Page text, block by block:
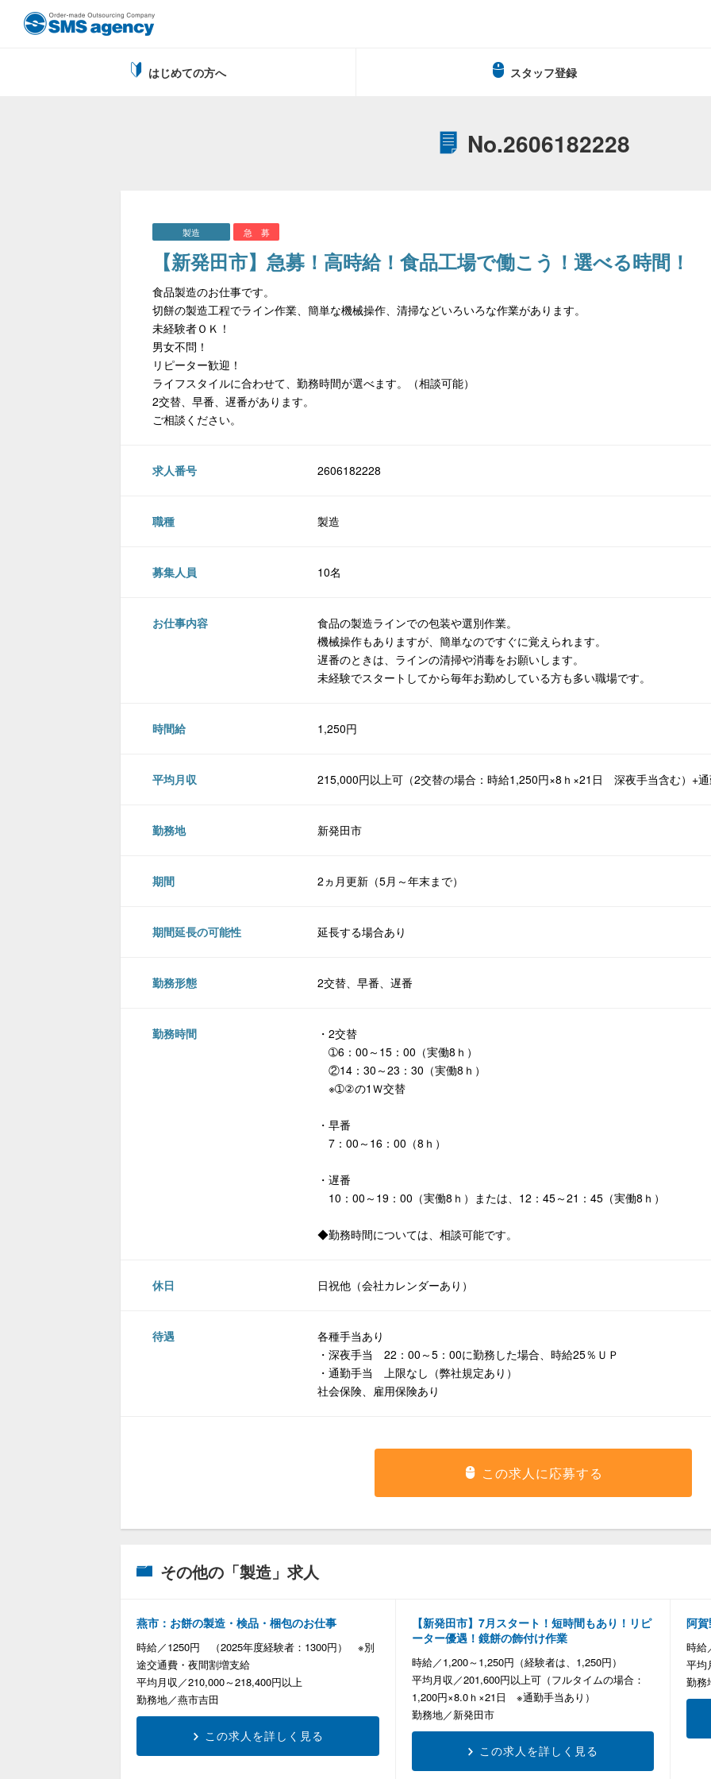
はじめての方へ スタッフ登録
No.2606182228
製造 急 募
【新発田市】急募！高時給！食品工場で働こう！選べる時間！
食品製造のお仕事です。
切餅の製造工程でライン作業、簡単な機械操作、清掃などいろいろな作業があります。
未経験者ＯＫ！
男女不問！
リピーター歓迎！
ライフスタイルに合わせて、勤務時間が選べます。（相談可能）
2交替、早番、遅番があります。
ご相談ください。
求人番号 2606182228
職種 製造
募集人員 10名
お仕事内容
食品の製造ラインでの包装や選別作業。
機械操作もありますが、簡単なのですぐに覚えられます。
遅番のときは、ラインの清掃や消毒をお願いします。
未経験でスタートしてから毎年お勤めしている方も多い職場です。
時間給 1,250円
平均月収 215,000円以上可（2交替の場合：時給1,250円×8ｈ×21日 深夜手当含む）+
勤務地 新発田市
期間 2ヵ月更新（5月～年末まで）
期間延長の可能性 延長する場合あり
勤務形態 2交替、早番、遅番
勤務時間
・2交替
➀6：00～15：00（実働8ｈ）
②14：30～23：30（実働8ｈ）
※➀②の1Ｗ交替
・早番
7：00～16：00（8ｈ）
・遅番
10：00～19：00（実働8ｈ）または、12：45～21：45（実働8ｈ）
◆勤務時間については、相談可能です。
休日 日祝他（会社カレンダーあり）
待遇
各種手当あり
・深夜手当 22：00～5：00に勤務した場合、時給25％ＵＰ
・通勤手当 上限なし（弊社規定あり）
社会保険、雇用保険あり
この求人に応募する
その他の「製造」求人
燕市：お餅の製造・検品・梱包のお仕事
時給
1250円 （2025年度経験者：1300円） ※別
途交通費・夜間割増支給
平均月収
210,000～218,400円以上
勤務地
燕市吉田
この求人を詳しく見る
【新発田市】7月スタート！短時間もあり！リピ
ーター優遇！鏡餅の飾付け作業
時給
1,200～1,250円（経験者は、1,250円）
平均月収
201,600円以上可（フルタイムの場合：
1,200円×8.0ｈ×21日 ※通勤手当あり）
勤務地
新発田市
この求人を詳しく見る
阿
時給
平均
勤務